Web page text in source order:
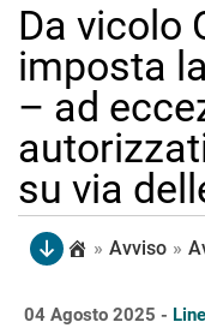
Da vicolo
imposta
– ad
su via
» Avviso »
04 Agosto 2025 -